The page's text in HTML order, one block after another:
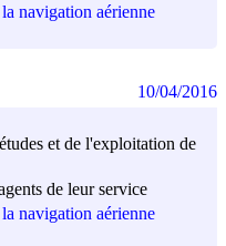
navigation aérienne
et de l'exploitation de
de leur service
navigation aérienne
10/04/2016